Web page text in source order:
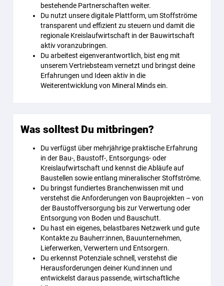
bestehende Partnerschaften weiter.
Du nutzt unsere digitale Plattform, um Stoffströme
transparent und effizient zu steuern und damit die
regionale Kreislaufwirtschaft in der Bauwirtschaft
aktiv voranzubringen.
Du arbeitest eigenverantwortlich, bist eng mit
unserem Vertriebsteam vernetzt und bringst deine
Erfahrungen und Ideen aktiv in die
Weiterentwicklung von Mineral Minds ein.
Was solltest Du mitbringen?
Du verfügst über mehrjährige praktische Erfahrung
in der Bau-, Baustoff-, Entsorgungs- oder
Kreislaufwirtschaft und kennst die Abläufe auf
Baustellen sowie entlang mineralischer Stoffströme.
Du bringst fundiertes Branchenwissen mit und
verstehst die Anforderungen von Bauprojekten – von
der Baustoffversorgung bis zur Verwertung oder
Entsorgung von Boden und Bauschutt.
Du hast ein eigenes, belastbares Netzwerk und gute
Kontakte zu Bauherr:innen, Bauunternehmen,
Lieferwerken, Verwertern und Entsorgern.
Du erkennst Potenziale schnell, verstehst die
Herausforderungen deiner Kund:innen und
entwickelst daraus passende, wirtschaftliche